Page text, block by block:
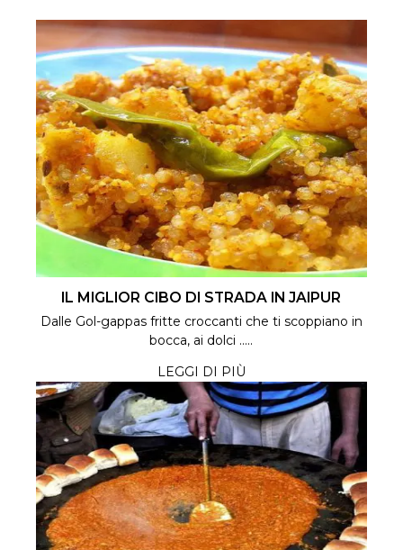
IL MIGLIOR CIBO DI STRADA IN JAIPUR
Dalle Gol-gappas fritte croccanti che ti scoppiano in
bocca, ai dolci .....
LEGGI DI PIÙ